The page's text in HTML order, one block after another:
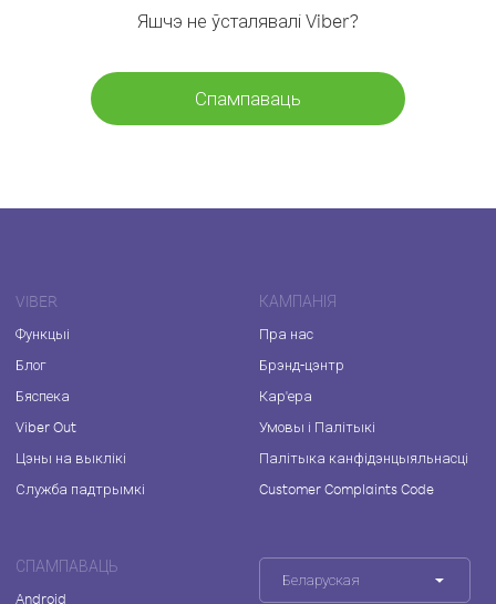
Яшчэ не ўсталявалі Viber?
Спампаваць
VIBER
Функцыі
Блог
Бяспека
Viber Out
Цэны на выклікі
Служба падтрымкі
КАМПАНІЯ
Пра нас
Брэнд-цэнтр
Кар'ера
Умовы і Палітыкі
Палітыка канфідэнцыяльнасці
Customer Complaints Code
СПАМПАВАЦЬ
Android
Беларуская